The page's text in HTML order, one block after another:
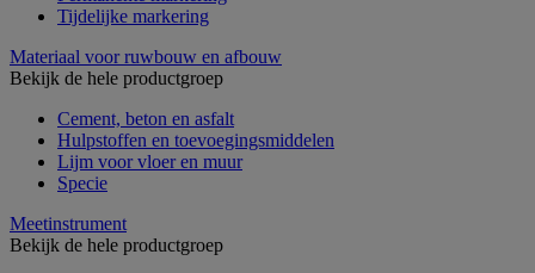
Tijdelijke markering
Materiaal voor ruwbouw en afbouw
Bekijk de hele productgroep
Cement, beton en asfalt
Hulpstoffen en toevoegingsmiddelen
Lijm voor vloer en muur
Specie
Meetinstrument
Bekijk de hele productgroep